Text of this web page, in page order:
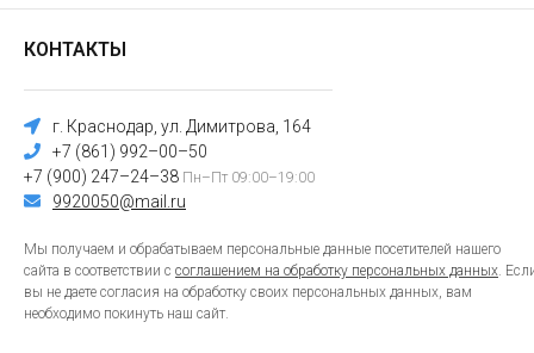
КОНТАКТЫ
г. Краснодар, ул. Димитрова, 164
+7 (861) 992–00–50
+7 (900) 247–24–38 Пн–Пт 09:00–19:00
9920050@mail.ru
Мы получаем и обрабатываем персональные данные посетителей нашего
сайта в соответствии с соглашением на обработку персональных данных.
вы не даете согласия на обработку своих персональных данных, вам
необходимо покинуть наш сайт.